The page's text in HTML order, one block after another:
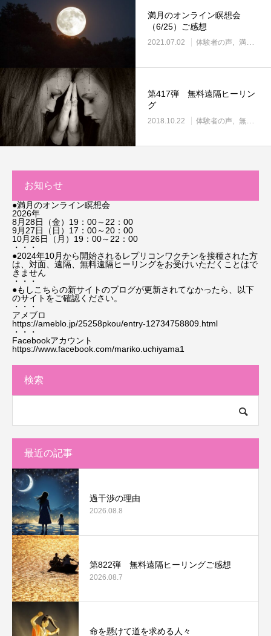
満月のオンライン瞑想会
（6/25）ご感想
2021.07.02 体験者の声 満月の瞑想会
第417弾 無料遠隔ヒーリン
グ
2018.10.22 体験者の声 無料遠隔ヒーリング
お知らせ
●満月のオンライン瞑想会
2026年
8月28日（金）19：00～22：00
9月27日（日）17：00～20：00
10月26日（月）19：00～22：00
・・・
●2024年10月から開始されるレプリコンワクチンを接種された方
は、対面、遠隔、無料遠隔ヒーリングをお受けいただくことはで
きません
・・・
●もしこちらの新サイトのブログが更新されてなかったら、以下
のサイトをご確認ください。
・・・
アメブロ
https://ameblo.jp/25258pkou/entry-12734758809.html
・・・
Facebookアカウント
https://www.facebook.com/mariko.uchiyama1
検索
最近の記事
過干渉の理由
2026.08.8
第822弾 無料遠隔ヒーリングご感想
2026.08.7
命を懸けて道を求める人々